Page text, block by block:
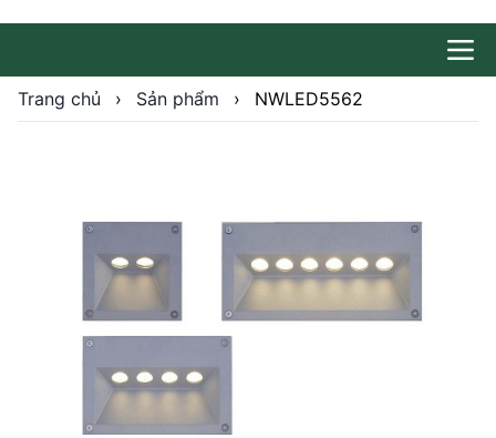
Trang chủ › Sản phẩm › NWLED5562